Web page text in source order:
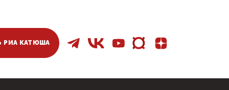
РИА КАТЮША